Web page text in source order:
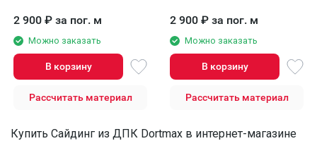
2 900 ₽ за пог. м
Можно заказать
В корзину
Рассчитать материал
2 900 ₽ за пог. м
Можно заказать
В корзину
Рассчитать материал
Купить Сайдинг из ДПК Dortmax в интернет-магазине